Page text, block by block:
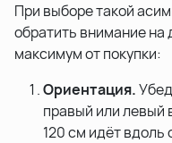
При выборе такой
обратить внимание на
максимум от покупки:
Ориентация.
правый или левый
120 см идёт вдоль